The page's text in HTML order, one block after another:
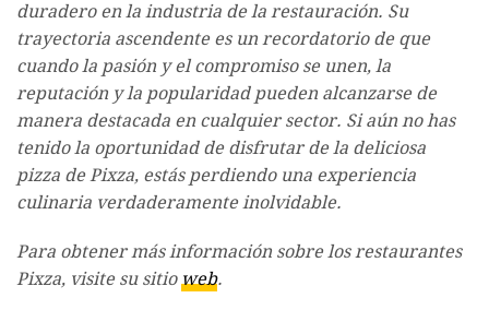
duradero en la industria de la restauración. Su
trayectoria ascendente es un recordatorio de que
cuando la pasión y el compromiso se unen, la
reputación y la popularidad pueden alcanzarse de
manera destacada en cualquier sector. Si aún no has
tenido la oportunidad de disfrutar de la deliciosa
pizza de Pixza, estás perdiendo una experiencia
culinaria verdaderamente inolvidable.
Para obtener más información sobre los restaurantes
Pixza, visite su sitioweb.